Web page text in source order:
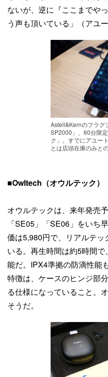
ないが、逆に『ここまでや
う声も頂いている」（アユ
Astell&Kernのフラグ
SP2000」、60台限
ク」。すでにアユー
とは店頭在庫のみと
■Owltech（オウルテック）
オウルテックは、来年発売
「SE05」「SE06」をいち
価は5,980円で、リアルテ
いる。再生時間は約5時間
能だ。IPX4準拠の防滴性能
特徴は、ケースのヒンジ部
る仕様になっていること。
そうだ。